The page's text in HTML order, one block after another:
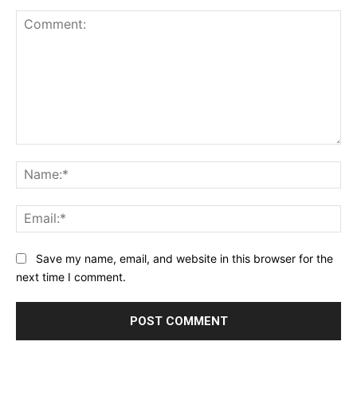
Website:Save my name, email, and website in this browser for the
next time I comment.